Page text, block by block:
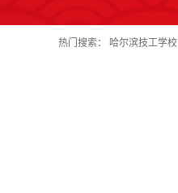
热门搜索： 哈尔滨技工学校